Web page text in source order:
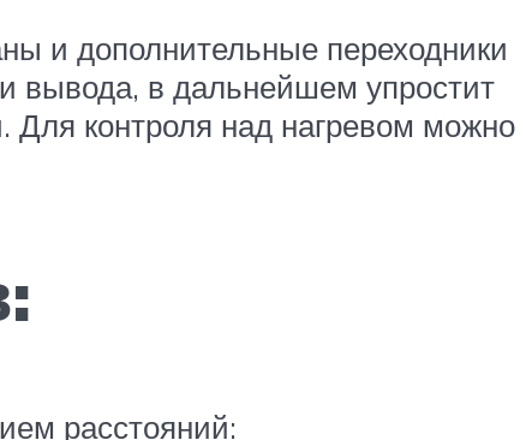
и дополнительные переходники
вывода, в дальнейшем упростит
Для контроля над нагревом можно
расстояний: